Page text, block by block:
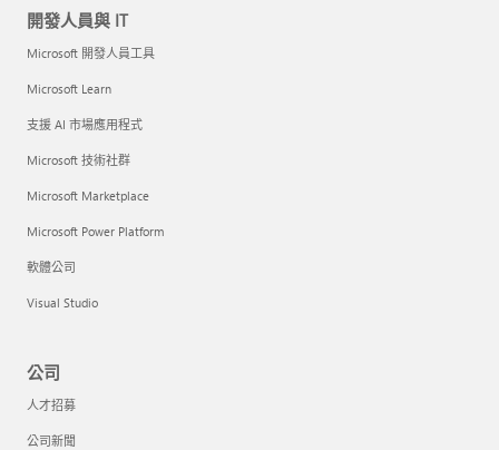
開發人員與 IT
Microsoft 開發人員工具
Microsoft Learn
支援 AI 市場應用程式
Microsoft 技術社群
Microsoft Marketplace
Microsoft Power Platform
軟體公司
Visual Studio
公司
人才招募
公司新聞